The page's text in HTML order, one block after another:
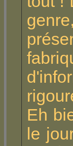
Eh
le